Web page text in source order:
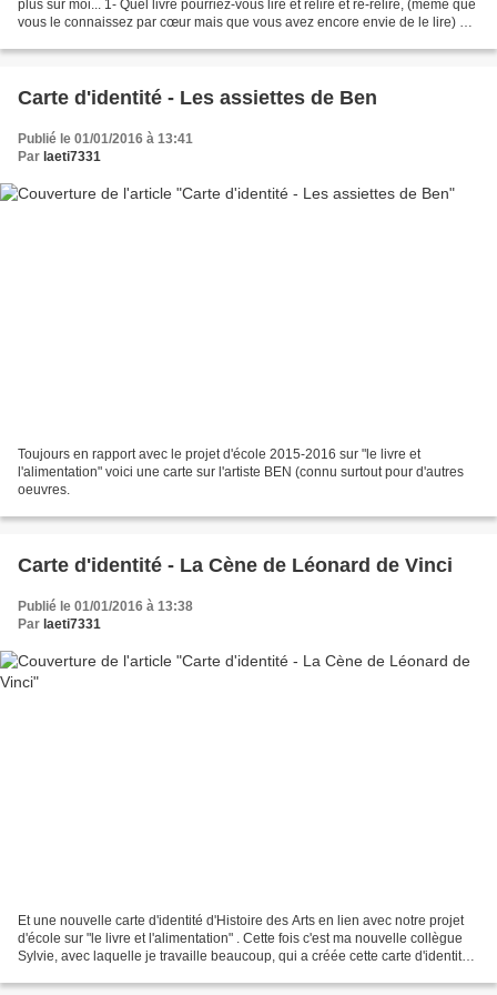
plus sur moi... 1- Quel livre pourriez-vous lire et relire et re-relire, (même que
vous le connaissez par cœur mais que vous avez encore envie de le lire) ?
Carte d'identité - Les assiettes de Ben
Publié le 01/01/2016 à 13:41
Par laeti7331
Toujours en rapport avec le projet d'école 2015-2016 sur "le livre et
l'alimentation" voici une carte sur l'artiste BEN (connu surtout pour d'autres
oeuvres.
Carte d'identité - La Cène de Léonard de Vinci
Publié le 01/01/2016 à 13:38
Par laeti7331
Et une nouvelle carte d'identité d'Histoire des Arts en lien avec notre projet
d'école sur "le livre et l'alimentation" . Cette fois c'est ma nouvelle collègue
Sylvie, avec laquelle je travaille beaucoup, qui a créée cette carte d'identité.